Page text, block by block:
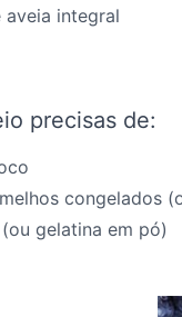
aveia integral
precisas de:
congelados
gelatina em pó)